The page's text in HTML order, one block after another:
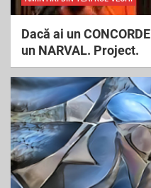
Dacă ai un
un NARVAL. Project.